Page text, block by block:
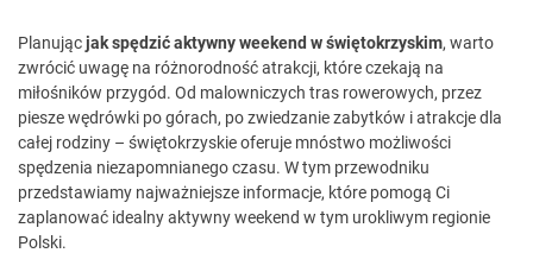
Planującjak spędzić aktywny weekend w świętokrzyskim, warto
zwrócić uwagę na różnorodność atrakcji, które czekają na
miłośników przygód. Od malowniczych tras rowerowych, przez
piesze wędrówki po górach, po zwiedzanie zabytków i atrakcje dla
całej rodziny – świętokrzyskie oferuje mnóstwo możliwości
spędzenia niezapomnianego czasu. W tym przewodniku
przedstawiamy najważniejsze informacje, które pomogą Ci
zaplanować idealny aktywny weekend w tym urokliwym regionie
Polski.